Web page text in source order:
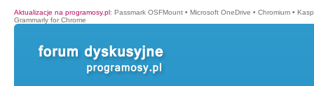
Aktualizacje na programosy.pl: Passmark OSFMount • Microsoft OneDrive • Chromium •
Grammarly for Chrome